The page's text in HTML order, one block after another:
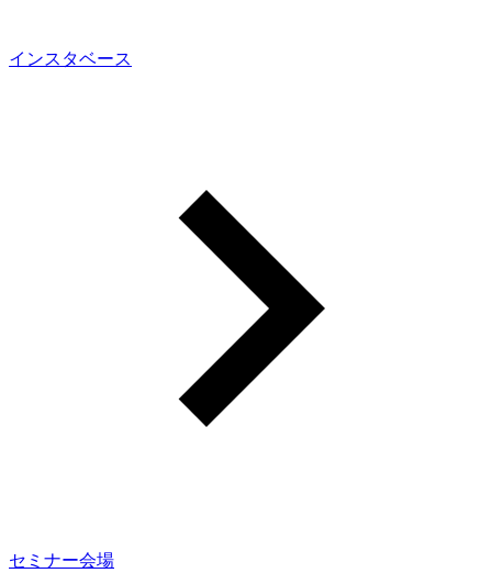
インスタベース
セミナー会場